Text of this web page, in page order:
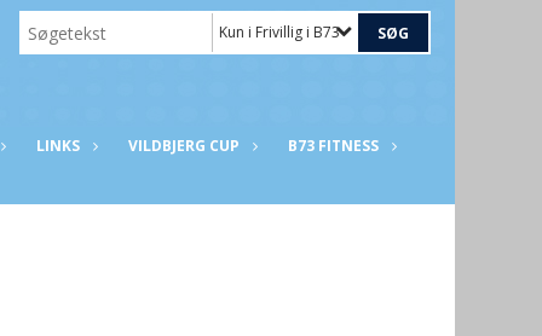
Kun i Frivillig i B73
LINKS VILDBJERG CUP
B73 FITNESS